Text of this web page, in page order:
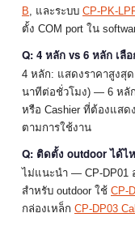
B, และระบบ CP-PK-
ตั้ง COM port ใน
Q: 4 หลัก vs 6 หลัก เลื
4 หลัก: แสดงราคาสูงสุด
นาทีต่อชั่วโมง) — 6 หลั
หรือ Cashier ที่ต้องแส
ตามการใช้งาน
Q: ติดตั้ง outdoor ได้ไ
ไม่แนะนำ — CP-DP01
สำหรับ outdoor ใช้ CP-
กล่องเหล็ก CP-DP03